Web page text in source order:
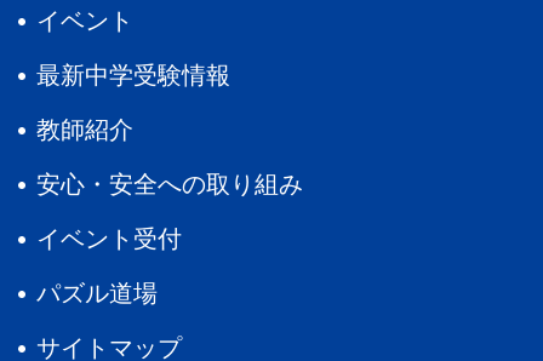
イベント
最新中学受験情報
教師紹介
安心・安全への取り組み
イベント受付
パズル道場
サイトマップ